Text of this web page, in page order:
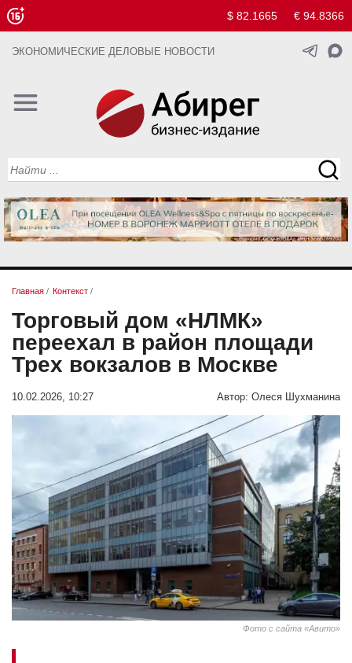
$ 82.1665 € 94.8366
ЭКОНОМИЧЕСКИЕ ДЕЛОВЫЕ НОВОСТИ
Главная / Контекст /
Торговый дом «НЛМК»
переехал в район площади
Трех вокзалов в Москве
10.02.2026, 10:27 Автор: Олеся Шухманина
Фото с сайта «Авито»